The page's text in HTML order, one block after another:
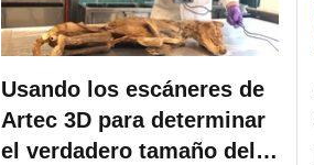
Usando los escáneres de
Artec 3D para determinar
el verdadero tamaño del